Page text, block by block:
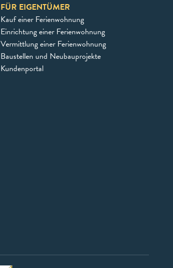
FÜR EIGENTÜMER
Kauf einer Ferienwohnung
Einrichtung einer Ferienwohnung
Vermittlung einer Ferienwohnung
Baustellen und Neubauprojekte
Kundenportal